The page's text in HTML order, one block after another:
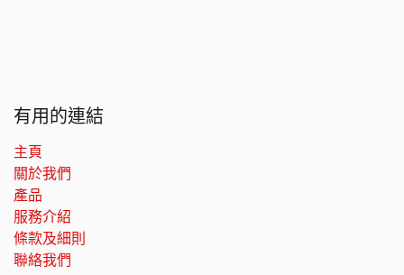
有用的連結
主頁
關於我們
產品
服務介紹
條款及細則
聯絡我們